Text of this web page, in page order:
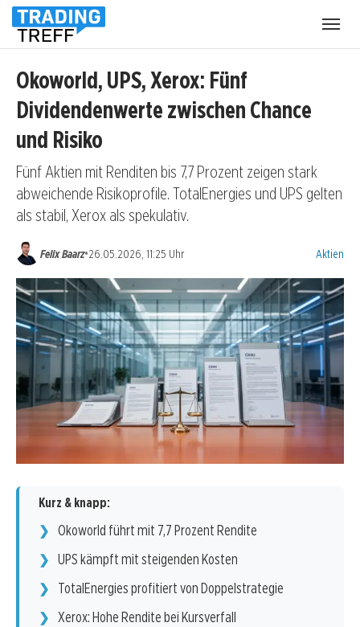
Okoworld, UPS, Xerox: Fünf
Dividendenwerte zwischen Chance
und Risiko
Fünf Aktien mit Renditen bis 7,7 Prozent zeigen stark
abweichende Risikoprofile. TotalEnergies und UPS gelten
als stabil, Xerox als spekulativ.
Felix Baarz•26.05.2026, 11:25 Uhr Aktien
Kurz & knapp:
Okoworld führt mit 7,7 Prozent Rendite
UPS kämpft mit steigenden Kosten
TotalEnergies profitiert von Doppelstrategie
Xerox: Hohe Rendite bei Kursverfall